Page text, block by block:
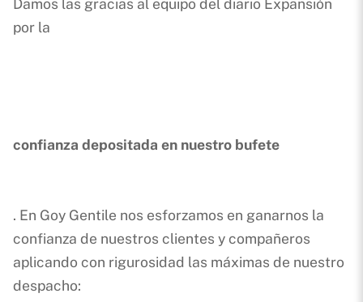
por la
confianza depositada en nuestro bufete
. En Goy Gentile nos esforzamos en ganarnos la
confianza de nuestros clientes y compañeros
aplicando con rigurosidad las máximas de nuestro
despacho: